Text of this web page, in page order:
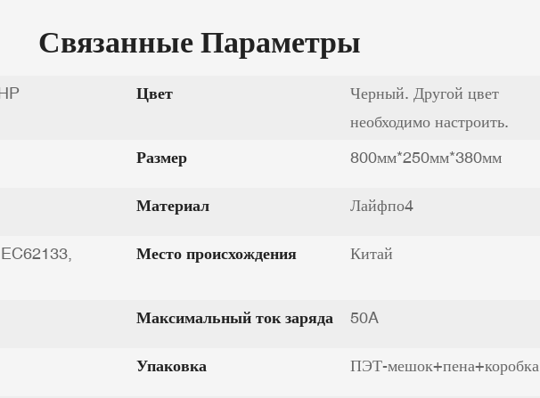
Связанные Параметры
Цвет
Черный. Другой цвет
необходимо настроить.
Размер
800мм*250мм*380мм
Материал Лайфпо4
Место происхождения Китай
Максимальный ток заряда 50A
Упаковка ПЭТ-мешок+пена+коробка